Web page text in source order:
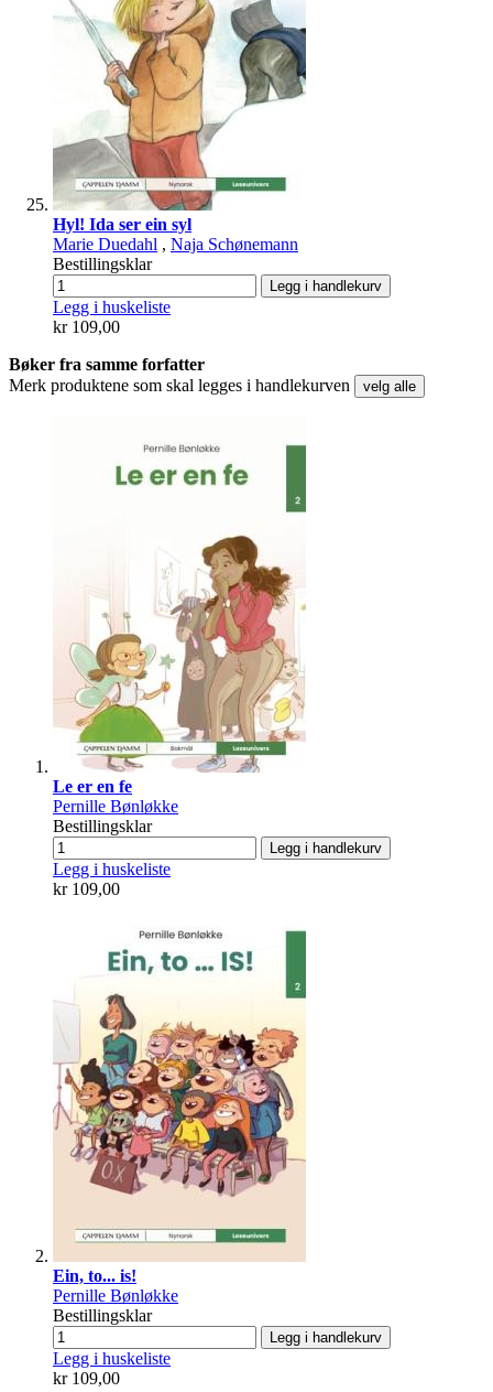
Hyl! Ida ser ein syl
Marie Duedahl , Naja Schønemann
Bestillingsklar
Legg i handlekurv
Legg i huskeliste
kr 109,00
Bøker fra samme forfatter
Merk produktene som skal legges i handlekurven
velg alle
Le er en fe
Pernille Bønløkke
Bestillingsklar
Legg i handlekurv
Legg i huskeliste
kr 109,00
Ein, to... is!
Pernille Bønløkke
Bestillingsklar
Legg i handlekurv
Legg i huskeliste
kr 109,00